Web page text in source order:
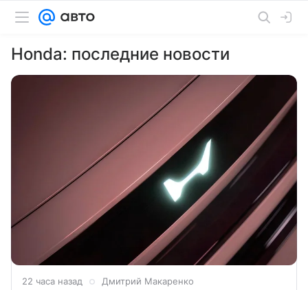
Honda: последние новости
22 часа назад Дмитрий Макаренко